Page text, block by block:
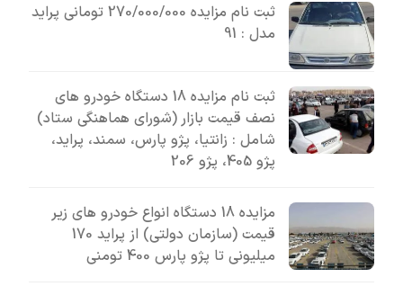
ثبت نام مزایده 270/000/000 تومانی پراید
مدل : 91
ثبت نام مزایده 18 دستگاه خودرو های
نصف قیمت بازار (شورای هماهنگی ستاد)
شامل : زانتیا، پژو پارس، سمند، پراید،
پژو 405، پژو 206
مزایده 18 دستگاه انواع خودرو های زیر
قیمت (سازمان دولتی) از پراید 170
میلیونی تا پژو پارس 400 تومنی